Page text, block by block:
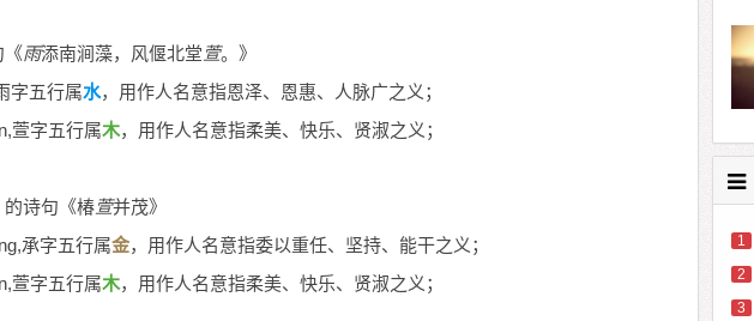
雨添南涧藻，风偃北堂 萱。》
字五行属水，用作人名意指恩泽、恩惠、人脉广之义；
萱字五行属木，用作人名意指柔美、快乐、贤淑之义；
诗句《椿萱并茂》
承字五行属金，用作人名意指委以重任、坚持、能干之义；
萱字五行属木，用作人名意指柔美、快乐、贤淑之义；
1
2
3